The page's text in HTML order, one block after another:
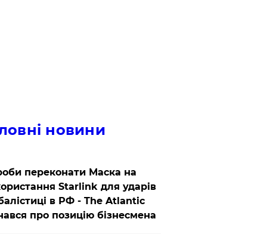
новини
переконати Маска на
Starlink для ударів
в РФ - The Atlantic
про позицію бізнесмена